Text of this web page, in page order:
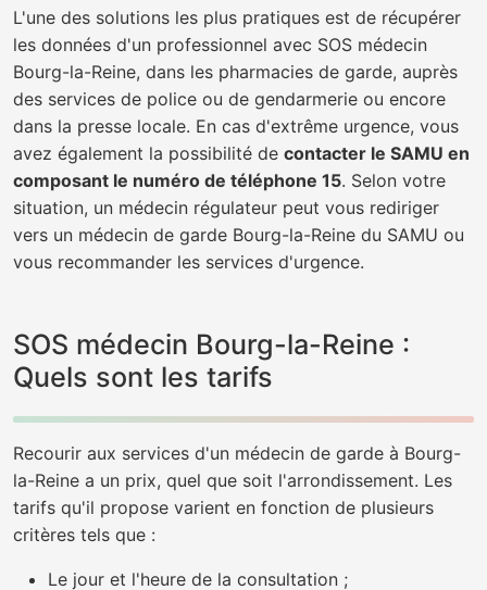
L'une des solutions les plus pratiques est de récupérer
les données d'un professionnel avec SOS médecin
Bourg-la-Reine, dans les pharmacies de garde, auprès
des services de police ou de gendarmerie ou encore
dans la presse locale. En cas d'extrême urgence, vous
avez également la possibilité de contacter le SAMU en
composant le numéro de téléphone 15. Selon votre
situation, un médecin régulateur peut vous rediriger
vers un médecin de garde Bourg-la-Reine du SAMU ou
vous recommander les services d'urgence.
SOS médecin Bourg-la-Reine :
Quels sont les tarifs
Recourir aux services d'un médecin de garde à Bourg-
la-Reine a un prix, quel que soit l'arrondissement. Les
tarifs qu'il propose varient en fonction de plusieurs
critères tels que :
Le jour et l'heure de la consultation ;